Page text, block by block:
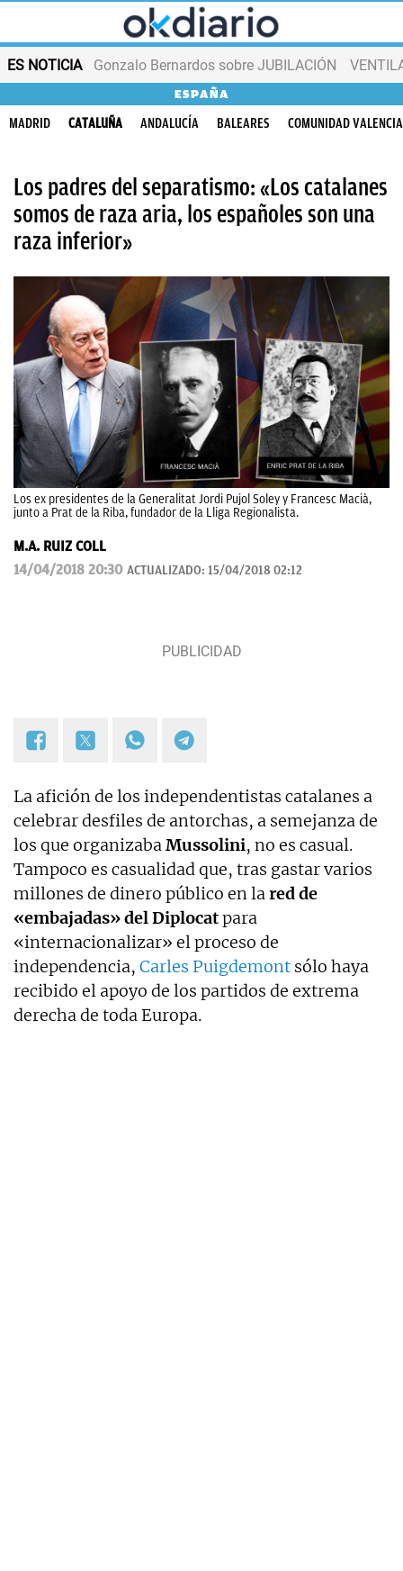
ES NOTICIA Gonzalo Bernardos sobre JUBILACIÓN
ESPAÑA
MADRID CATALUÑA ANDALUCÍA BALEARES COMUNIDAD
Los padres del separatismo: «Los catalanes
somos de raza aria, los españoles son una
raza inferior»
Los ex presidentes de la Generalitat Jordi Pujol Soley y Francesc Macià,
junto a Prat de la Riba, fundador de la Lliga Regionalista.
M.A. RUIZ COLL
14/04/2018 20:30 ACTUALIZADO: 15/04/2018 02:12
La afición de los independentistas catalanes a
celebrar desfiles de antorchas, a semejanza de
los que organizabaMussolini, no es casual.
Tampoco es casualidad que, tras gastar varios
millones de dinero público en lared de
«embajadas» del Diplocatpara
«internacionalizar» el proceso de
independencia, Carles Puigdemont sólo haya
recibido el apoyo de los partidos de extrema
derecha de toda Europa.